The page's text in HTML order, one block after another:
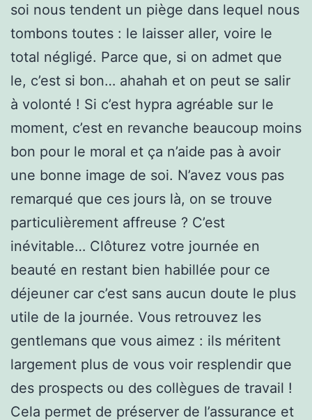
soi nous tendent un piège dans lequel nous
tombons toutes : le laisser aller, voire le
total négligé. Parce que, si on admet que
le, c’est si bon… ahahah et on peut se salir
à volonté ! Si c’est hypra agréable sur le
moment, c’est en revanche beaucoup moins
bon pour le moral et ça n’aide pas à avoir
une bonne image de soi. N’avez vous pas
remarqué que ces jours là, on se trouve
particulièrement affreuse ? C’est
inévitable… Clôturez votre journée en
beauté en restant bien habillée pour ce
déjeuner car c’est sans aucun doute le plus
utile de la journée. Vous retrouvez les
gentlemans que vous aimez : ils méritent
largement plus de vous voir resplendir que
des prospects ou des collègues de travail !
Cela permet de préserver de l’assurance et